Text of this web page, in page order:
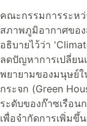
คณะกรรมการระหว่
สภาพภูมิอากาศขอ
อธิบายไว้ว่า
ลดปัญหาการเปลี่ย
พยายามของมนุษย์ใ
กระจก (Green
ระดับของก๊าซเรือน
เพื่อจำกัดการเพิ่ม